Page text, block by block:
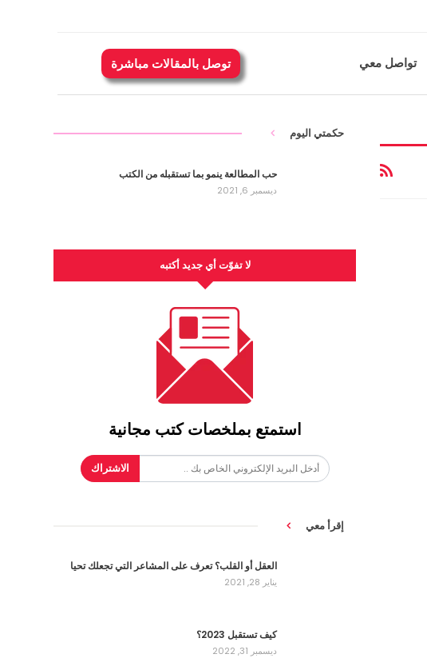
تواصل معي توصل بالمقالات مباشرة
حكمتي اليوم
حب المطالعة ينمو بما تستقبله من الكتب
ديسمبر 6, 2021
لا تفوّت أي جديد أكتبه
استمتع بملخصات كتب مجانية
الاشتراك
إقرأ معي
العقل أو القلب؟ تعرف على المشاعر التي تجعلك تحيا
يناير 28, 2021
كيف تستقبل 2023؟
ديسمبر 31, 2022